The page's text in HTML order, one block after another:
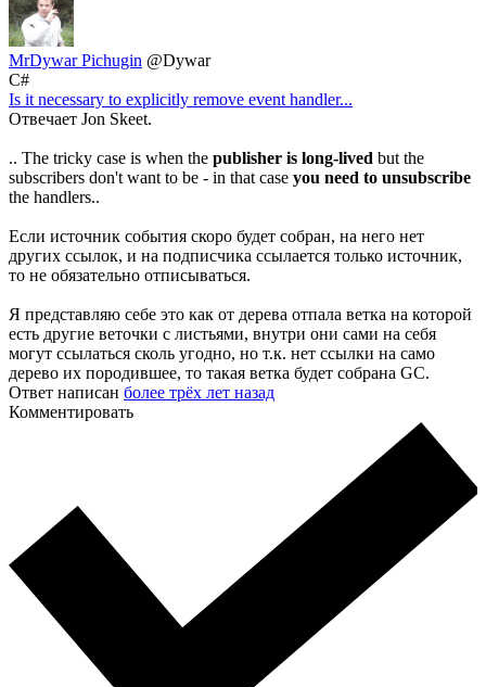
MrDywar Pichugin @Dywar
C#
Is it necessary to explicitly remove event handler...
Отвечает Jon Skeet.
.. The tricky case is when the publisher is long-lived but the
subscribers don't want to be - in that case you need to unsubscribe
the handlers..
Если источник события скоро будет собран, на него нет
других ссылок, и на подписчика ссылается только источник,
то не обязательно отписываться.
Я представляю себе это как от дерева отпала ветка на которой
есть другие веточки с листьями, внутри они сами на себя
могут ссылаться сколь угодно, но т.к. нет ссылки на само
дерево их породившее, то такая ветка будет собрана GC.
Ответ написан более трёх лет назад
Комментировать